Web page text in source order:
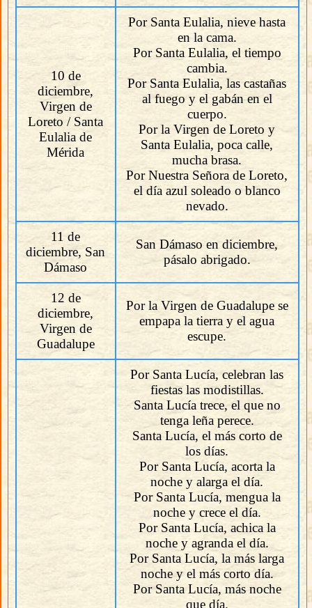
10 de
diciembre,
Virgen de
Loreto / Santa
Eulalia de
Mérida
Por Santa Eulalia, nieve hasta
en la cama.
Por Santa Eulalia, el tiempo
cambia.
Por Santa Eulalia, las castañas
al fuego y el gabán en el
cuerpo.
Por la Virgen de Loreto y
Santa Eulalia, poca calle,
mucha brasa.
Por Nuestra Señora de Loreto,
el día azul soleado o blanco
nevado.
11 de
diciembre, San
Dámaso
San Dámaso en diciembre,
pásalo abrigado.
12 de
diciembre,
Virgen de
Guadalupe
Por la Virgen de Guadalupe se
empapa la tierra y el agua
escupe.
Por Santa Lucía, celebran las
fiestas las modistillas.
Santa Lucía trece, el que no
tenga leña perece.
Santa Lucía, el más corto de
los días.
Por Santa Lucía, acorta la
noche y alarga el día.
Por Santa Lucía, mengua la
noche y crece el día.
Por Santa Lucía, achica la
noche y agranda el día.
Por Santa Lucía, la más larga
noche y el más corto día.
Por Santa Lucía, más noche
que día.